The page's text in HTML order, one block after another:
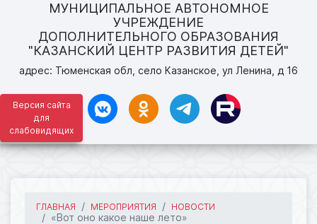
Версия сайта
для
слабовидящих
МУНИЦИПАЛЬНОЕ АВТОНОМНОЕ
УЧРЕЖДЕНИЕ
ДОПОЛНИТЕЛЬНОГО ОБРАЗОВАНИЯ
"КАЗАНСКИЙ ЦЕНТР РАЗВИТИЯ ДЕТЕЙ"
адрес: Тюменская обл, село Казанское, ул Ленина, д 16
ГЛАВНАЯ МЕРОПРИЯТИЯ НОВОСТИ
«Вот оно какое наше лето»